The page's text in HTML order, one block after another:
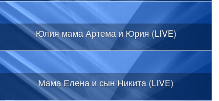
Юлия мама Артема и Юрия (LIVE)
Мама Елена и сын Никита (LIVE)